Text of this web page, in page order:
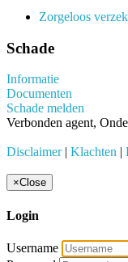
Zorgeloos
Schade
Informatie
Documenten
Schade melden
Verbonden agent,
Disclaimer| Klachten |
×Close
Login
Username